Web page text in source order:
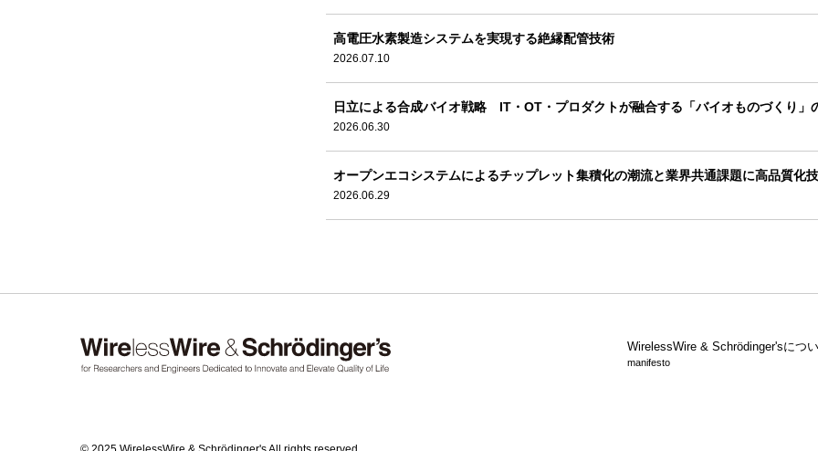
高電圧水素製造システムを実現する絶縁配管技術
2026.07.10
日立による合成バイオ戦略 IT・OT・プロダクトが融合する「バイオものづくり」
2026.06.30
オープンエコシステムによるチップレット集積化の潮流と業界共通課題に高品質化
2026.06.29
WirelessWire & Schrödinger'sにつ
manifesto